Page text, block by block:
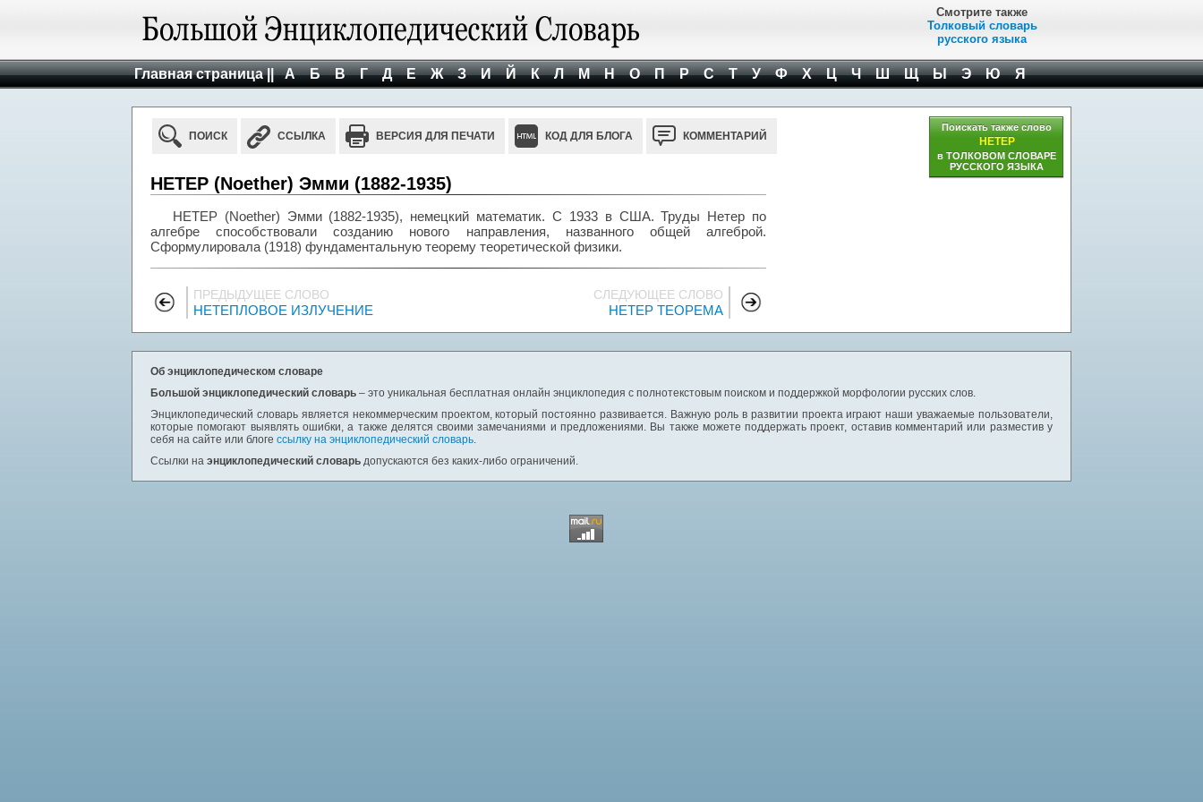
Смотрите также
Толковый словарь
русского языка
Главная страница || А Б В Г Д Е Ж З И Й К Л М Н О П Р С Т У Ф Х Ц Ч Ш Щ Ы Э Ю Я
ПОИСК ССЫЛКА ВЕРСИЯ ДЛЯ ПЕЧАТИ КОД ДЛЯ БЛОГА КОММЕНТАРИЙ
НЕТЕР (Noether) Эмми (1882-1935)
НЕТЕР (Noether) Эмми (1882-1935), немецкий математик. С 1933 в США. Труды Нетер по
алгебре способствовали созданию нового направления, названного общей алгеброй.
Сформулировала (1918) фундаментальную теорему теоретической физики.
ПРЕДЫДУЩЕЕ СЛОВО
НЕТЕПЛОВОЕ ИЗЛУЧЕНИЕ
СЛЕДУЮЩЕЕ СЛОВО
НЕТЕР ТЕОРЕМА
Поискать также слово
НЕТЕР
в ТОЛКОВОМ СЛОВАРЕ
РУССКОГО ЯЗЫКА
Об энциклопедическом словаре
Большой энциклопедический словарь – это уникальная бесплатная онлайн энциклопедия с полнотекстовым поиском и поддержкой морфологии русских слов.
Энциклопедический словарь является некоммерческим проектом, который постоянно развивается. Важную роль в развитии проекта играют наши уважаемые пользователи,
которые помогают выявлять ошибки, а также делятся своими замечаниями и предложениями. Вы также можете поддержать проект, оставив комментарий или разместив у
себя на сайте или блоге ссылку на энциклопедический словарь.
Ссылки на энциклопедический словарь допускаются без каких-либо ограничений.